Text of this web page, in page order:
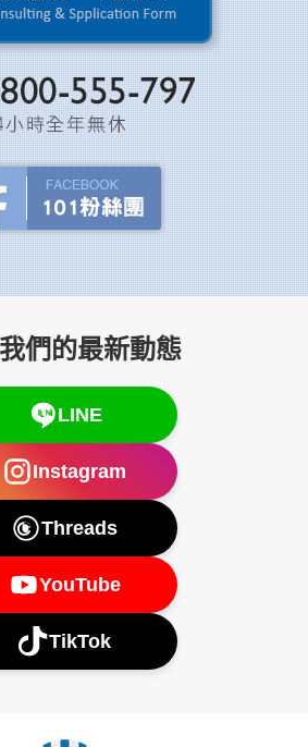
們的最新動態
LINE
Instagram
Threads
YouTube
TikTok